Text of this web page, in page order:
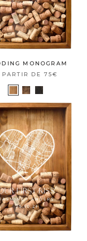
MONOGRAM
PARTIR DE 75€